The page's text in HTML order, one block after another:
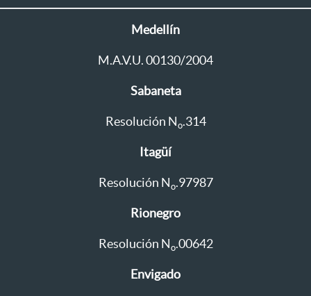
Medellín
M.A.V.U. 00130/2004
Sabaneta
Resolución N o.314
Itagüí
Resolución N o.97987
Rionegro
Resolución N o.00642
Envigado